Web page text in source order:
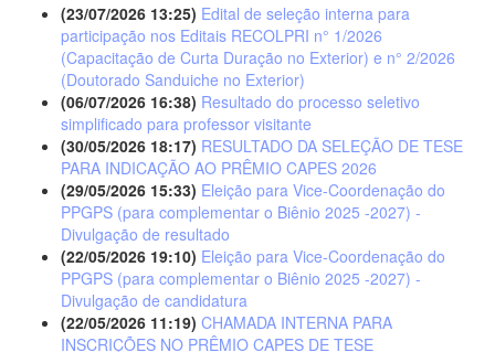
(23/07/2026 13:25) Edital de seleção interna para
participação nos Editais RECOLPRI n° 1/2026
(Capacitação de Curta Duração no Exterior) e n° 2/2026
(Doutorado Sanduiche no Exterior)
(06/07/2026 16:38) Resultado do processo seletivo
simplificado para professor visitante
(30/05/2026 18:17) RESULTADO DA SELEÇÃO DE TESE
PARA INDICAÇÃO AO PRÊMIO CAPES 2026
(29/05/2026 15:33) Eleição para Vice-Coordenação do
PPGPS (para complementar o Biênio 2025 -2027) -
Divulgação de resultado
(22/05/2026 19:10) Eleição para Vice-Coordenação do
PPGPS (para complementar o Biênio 2025 -2027) -
Divulgação de candidatura
(22/05/2026 11:19) CHAMADA INTERNA PARA
INSCRIÇÕES NO PRÊMIO CAPES DE TESE